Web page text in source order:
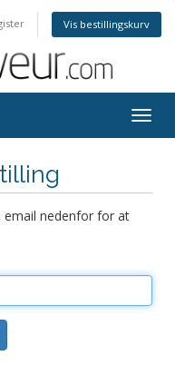
Vis bestillingskurv
email nedenfor for at